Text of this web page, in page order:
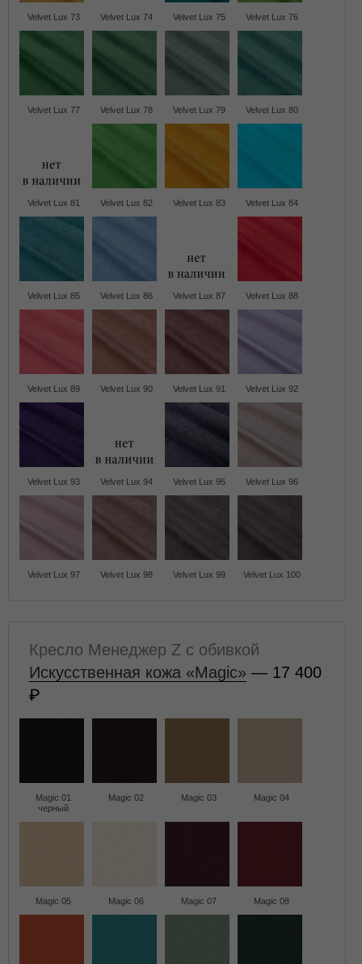
Velvet Lux 73 Velvet Lux 74 Velvet Lux 75 Velvet Lux 76
Velvet Lux 77 Velvet Lux 78 Velvet Lux 79 Velvet Lux 80
Velvet Lux 81 Velvet Lux 82 Velvet Lux 83 Velvet Lux 84
Velvet Lux 85 Velvet Lux 86 Velvet Lux 87 Velvet Lux 88
Velvet Lux 89 Velvet Lux 90 Velvet Lux 91 Velvet Lux 92
Velvet Lux 93 Velvet Lux 94 Velvet Lux 95 Velvet Lux 96
Velvet Lux 97 Velvet Lux 98 Velvet Lux 99 Velvet Lux 100
Кресло Менеджер Z с обивкой
Искусственная кожа «Magic» — 17 400
Magic 01
черный
Magic 02 Magic 03 Magic 04
Magic 05 Magic 06 Magic 07 Magic 08